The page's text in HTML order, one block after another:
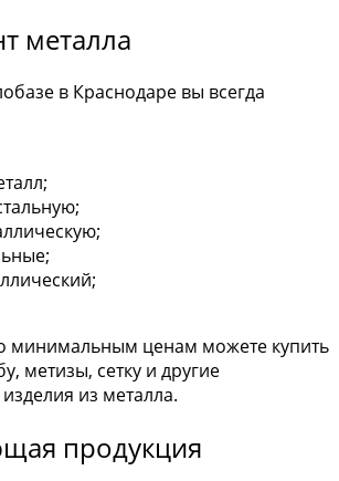
металла
в Краснодаре вы всегда
минимальным ценам можете купить
метизы, сетку и другие
из металла.
продукция